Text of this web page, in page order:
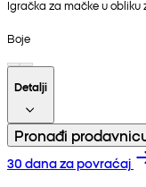
Igračka za mačke u
Boje
Detalji
Pronađi
30 dana za povraćaj